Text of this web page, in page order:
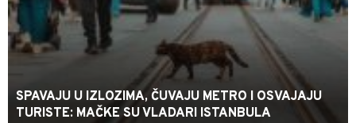
SPAVAJU U IZLOZIMA, ČUVAJU METRO I OSVAJAJU
TURISTE: MAČKE SU VLADARI ISTANBULA